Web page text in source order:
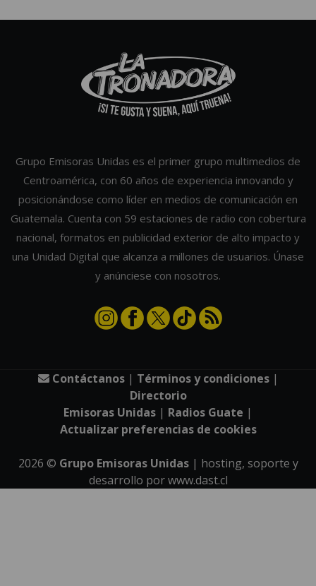
Grupo Emisoras Unidas es el primer grupo multimedios de
Centroamérica, con 60 años de experiencia innovando y
posicionándose como líder en medios de comunicación en
Guatemala. Cuenta con 59 estaciones de radio con cobertura
nacional, formatos en publicidad exterior de alto impacto y
una Unidad Digital que alcanza a millones de usuarios. Únase
y anúnciese con nosotros.
Contáctanos| Términos y condiciones|
Directorio
Emisoras Unidas | Radios Guate |
Actualizar preferencias de cookies
2026 © Grupo Emisoras Unidas| hosting, soporte y
desarrollo porwww.dast.cl